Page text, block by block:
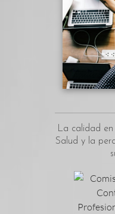
La calidad
Salud y la